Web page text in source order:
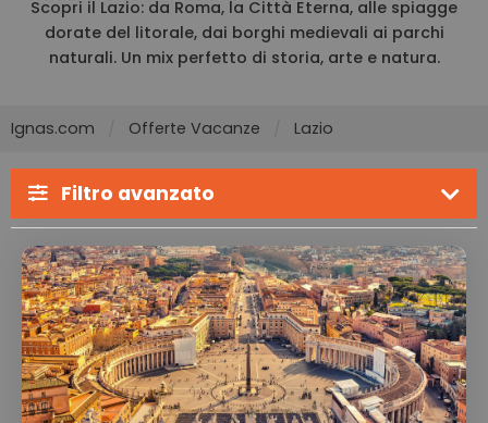
Scopri il Lazio: da Roma, la Città Eterna, alle spiagge
dorate del litorale, dai borghi medievali ai parchi
naturali. Un mix perfetto di storia, arte e natura.
Ignas.com Offerte Vacanze Lazio
Filtro avanzato